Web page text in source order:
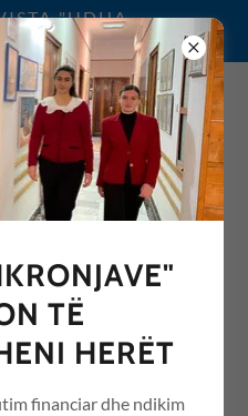
"UDHA
2026
E
ME ARTIKUJ
TË
HERËT
financiar dhe ndikim